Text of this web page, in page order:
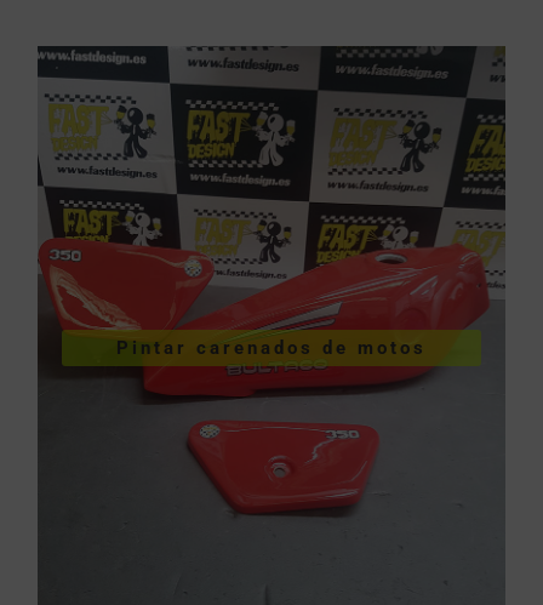
Pintar carenados de motos
Pintar carenados de
motos
VER PINTURA DE CARENADOS